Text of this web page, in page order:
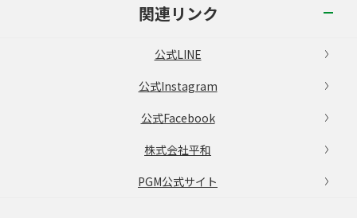
関連リンク
公式LINE
公式Instagram
公式Facebook
株式会社平和
PGM公式サイト